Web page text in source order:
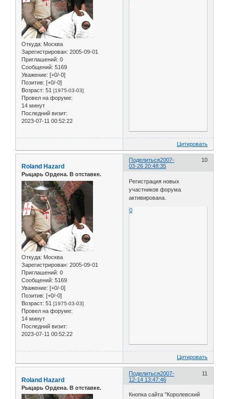
Откуда: Москва
Зарегистрирован: 2005-09-01
Приглашений: 0
Сообщений: 5169
Уважение: [+0/-0]
Позитив: [+0/-0]
Возраст: 51 [1975-03-03]
Провел на форуме:
14 минут
Последний визит:
2023-07-11 00:52:22
Цитировать
Поделиться 10
2007-
03-26 20:48:35
Roland Hazard
Рыцарь Ордена. В отставке.
Откуда: Москва
Зарегистрирован: 2005-09-01
Приглашений: 0
Сообщений: 5169
Уважение: [+0/-0]
Позитив: [+0/-0]
Возраст: 51 [1975-03-03]
Провел на форуме:
14 минут
Последний визит:
2023-07-11 00:52:22
Регистрация новых
участников форума
активирована.
0
Цитировать
Поделиться 11
2007-
12-14 13:47:46
Roland Hazard
Рыцарь Ордена. В отставке.
Кнопка сайта "Королевский